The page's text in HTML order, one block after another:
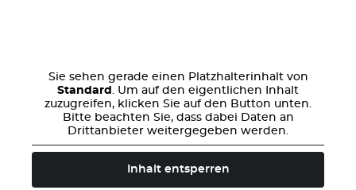
Sie sehen gerade einen Platzhalterinhalt von
Standard . Um auf den eigentlichen Inhalt
zuzugreifen, klicken Sie auf den Button unten.
Bitte beachten Sie, dass dabei Daten an
Drittanbieter weitergegeben werden.
Inhalt entsperren